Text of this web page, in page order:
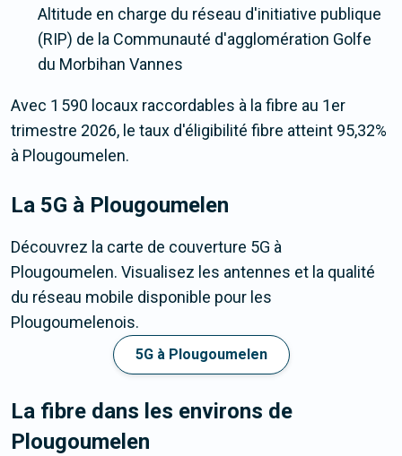
Altitude en charge du réseau d'initiative publique
(RIP) de la Communauté d'agglomération Golfe
du Morbihan Vannes
Avec 1 590 locaux raccordables à la fibre au 1er
trimestre 2026, le taux d'éligibilité fibre atteint 95,32%
à Plougoumelen.
La 5G à Plougoumelen
Découvrez la carte de couverture 5G à
Plougoumelen. Visualisez les antennes et la qualité
du réseau mobile disponible pour les
Plougoumelenois.
5G à Plougoumelen
La fibre dans les environs de
Plougoumelen